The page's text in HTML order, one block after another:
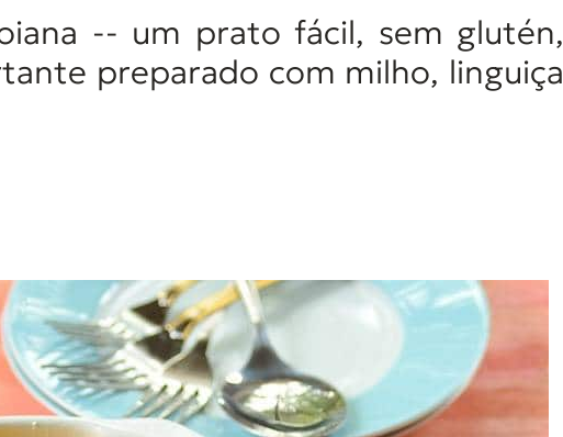
-- um prato fácil, sem glutén,
preparado com milho, linguiça